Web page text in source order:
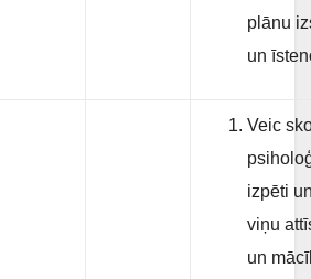
plānu
un
Veic
izpēti
viņu
un